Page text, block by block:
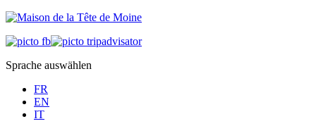
Sprache auswählen
FR
EN
IT